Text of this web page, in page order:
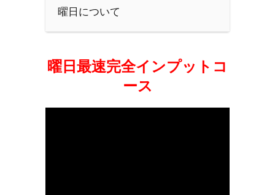
曜日について
曜日最速完全インプットコ
ース